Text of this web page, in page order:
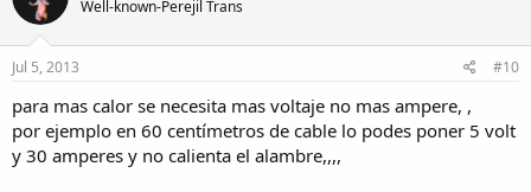
Well-known-Perejil Trans
Jul 5, 2013 #10
para mas calor se necesita mas voltaje no mas ampere, ,
por ejemplo en 60 centímetros de cable lo podes poner 5 volt
y 30 amperes y no calienta el alambre,,,,